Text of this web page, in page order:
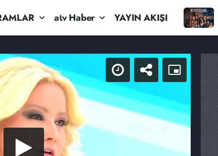
atv Haber YAYIN AKIŞI